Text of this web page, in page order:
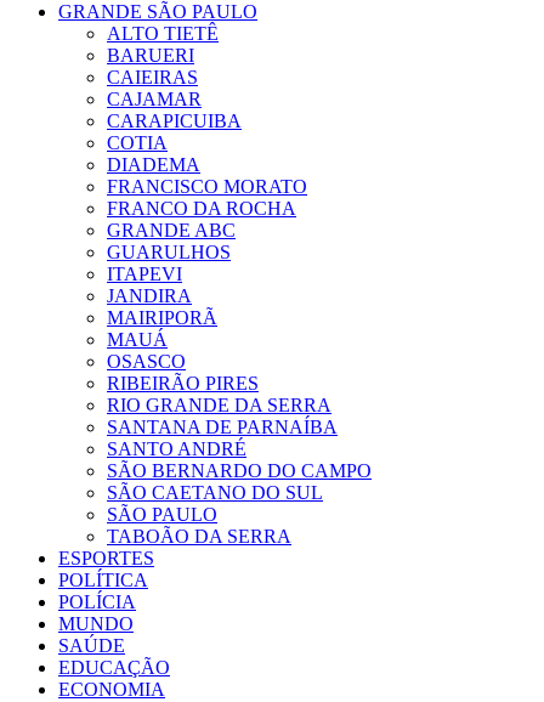
GRANDE SÃO PAULO
ALTO TIETÊ
BARUERI
CAIEIRAS
CAJAMAR
CARAPICUIBA
COTIA
DIADEMA
FRANCISCO MORATO
FRANCO DA ROCHA
GRANDE ABC
GUARULHOS
ITAPEVI
JANDIRA
MAIRIPORÃ
MAUÁ
OSASCO
RIBEIRÃO PIRES
RIO GRANDE DA SERRA
SANTANA DE PARNAÍBA
SANTO ANDRÉ
SÃO BERNARDO DO CAMPO
SÃO CAETANO DO SUL
SÃO PAULO
TABOÃO DA SERRA
ESPORTES
POLÍTICA
POLÍCIA
MUNDO
SAÚDE
EDUCAÇÃO
ECONOMIA